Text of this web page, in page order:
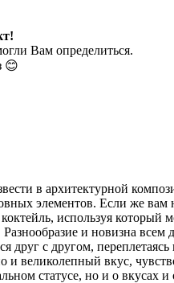
Вам определиться.
😊
в архитектурной
элементов. Если же вам
используя
и новизна
друг с другом,
и великолепный вкус,
статусе, но и о вкусах